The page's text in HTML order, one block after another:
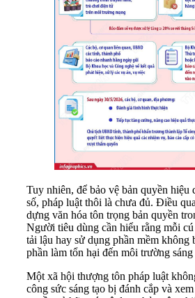
Tuy nhiên, để bảo vệ bản quyền hiệu
số, pháp luật thôi là chưa đủ. Điều
dựng văn hóa tôn trọng bản quyền
Người tiêu dùng cần hiểu rằng mỗi
tải lậu hay sử dụng phần mềm không
phần làm tổn hại đến môi trường
Một xã hội thượng tôn pháp luật
công sức sáng tạo bị đánh cắp và